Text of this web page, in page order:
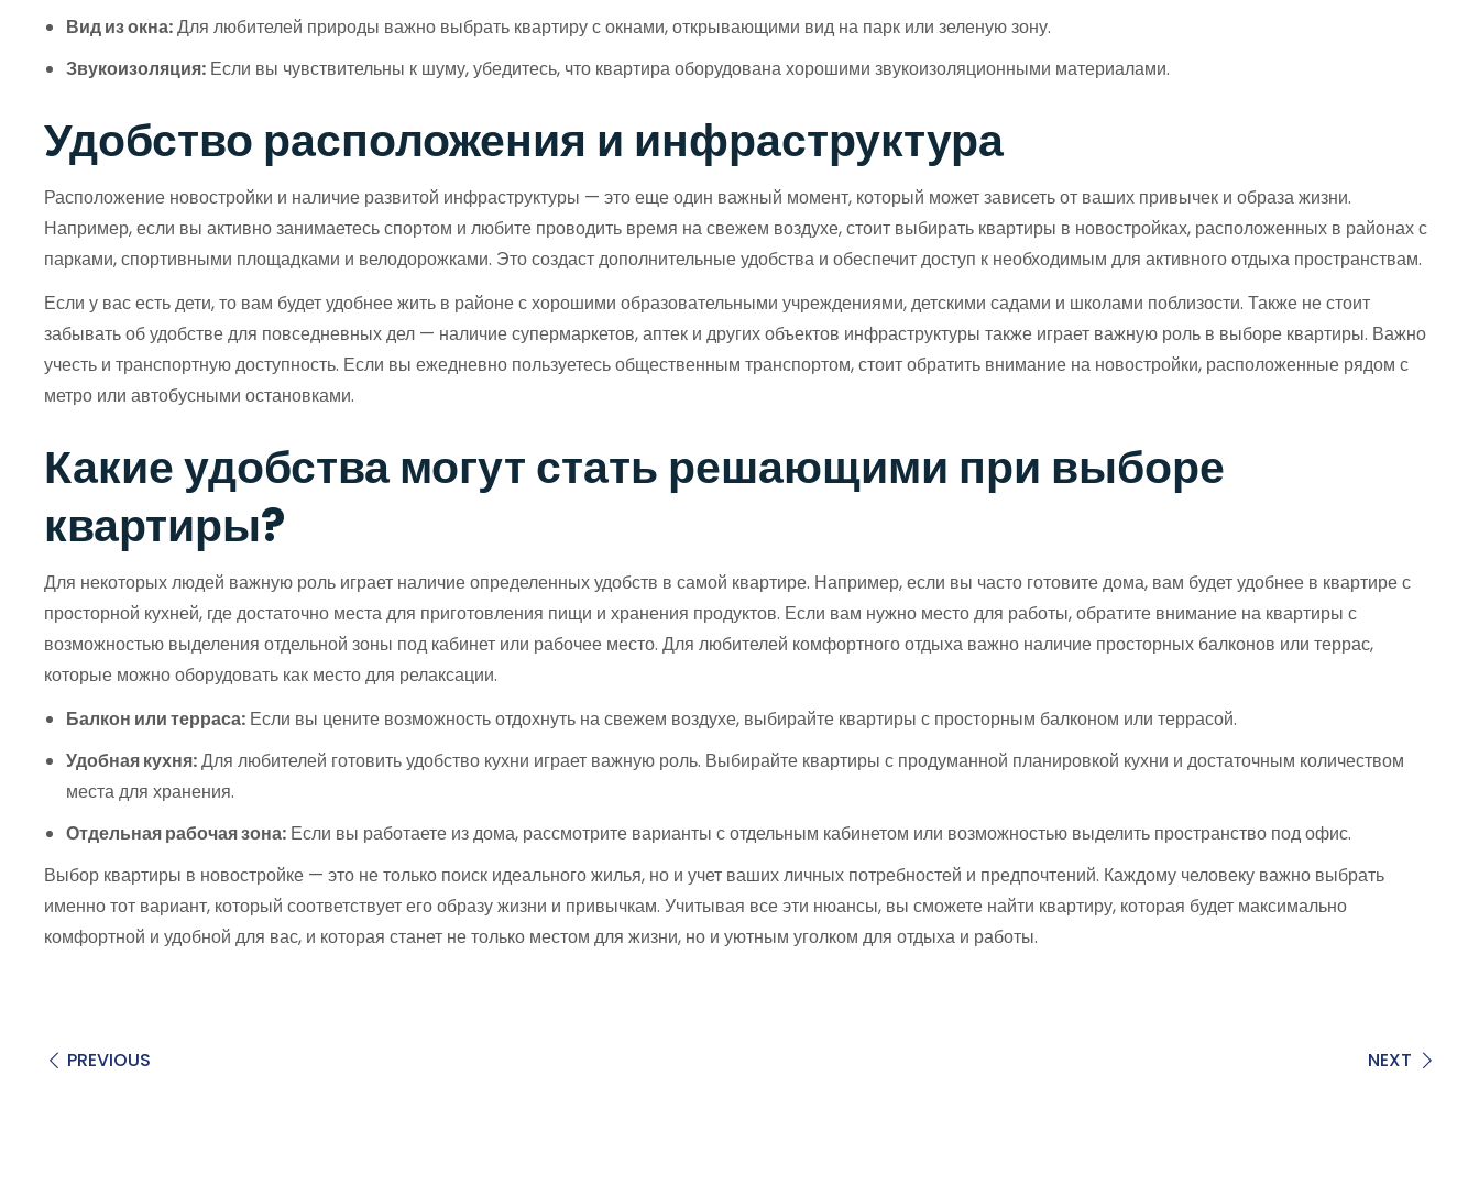
Вид из окна:Для любителей природы важно выбрать квартиру с окнами, открывающими вид на парк или зеленую зону.
Звукоизоляция: Если вы чувствительны к шуму, убедитесь, что квартира оборудована хорошими звукоизоляционными материалами.
Удобство расположения и инфраструктура
Расположение новостройки и наличие развитой инфраструктуры — это еще один важный момент, который может зависеть от ваших привычек и образа жизни.
Например, если вы активно занимаетесь спортом и любите проводить время на свежем воздухе, стоит выбирать квартиры в новостройках, расположенных в районах с
парками, спортивными площадками и велодорожками. Это создаст дополнительные удобства и обеспечит доступ к необходимым для активного отдыха пространствам.
Если у вас есть дети, то вам будет удобнее жить в районе с хорошими образовательными учреждениями, детскими садами и школами поблизости. Также не стоит
забывать об удобстве для повседневных дел — наличие супермаркетов, аптек и других объектов инфраструктуры также играет важную роль в выборе квартиры. Важно
учесть и транспортную доступность. Если вы ежедневно пользуетесь общественным транспортом, стоит обратить внимание на новостройки, расположенные рядом с
метро или автобусными остановками.
Какие удобства могут стать решающими при выборе
квартиры?
Для некоторых людей важную роль играет наличие определенных удобств в самой квартире. Например, если вы часто готовите дома, вам будет удобнее в квартире с
просторной кухней, где достаточно места для приготовления пищи и хранения продуктов. Если вам нужно место для работы, обратите внимание на квартиры с
возможностью выделения отдельной зоны под кабинет или рабочее место. Для любителей комфортного отдыха важно наличие просторных балконов или террас,
которые можно оборудовать как место для релаксации.
Балкон или терраса: Если вы цените возможность отдохнуть на свежем воздухе, выбирайте квартиры с просторным балконом или террасой.
Удобная кухня:Для любителей готовить удобство кухни играет важную роль. Выбирайте квартиры с продуманной планировкой кухни и достаточным количеством
места для хранения.
Отдельная рабочая зона: Если вы работаете из дома, рассмотрите варианты с отдельным кабинетом или возможностью выделить пространство под офис.
Выбор квартиры в новостройке — это не только поиск идеального жилья, но и учет ваших личных потребностей и предпочтений. Каждому человеку важно выбрать
именно тот вариант, который соответствует его образу жизни и привычкам. Учитывая все эти нюансы, вы сможете найти квартиру, которая будет максимально
комфортной и удобной для вас, и которая станет не только местом для жизни, но и уютным уголком для отдыха и работы.
PREVIOUS NEXT